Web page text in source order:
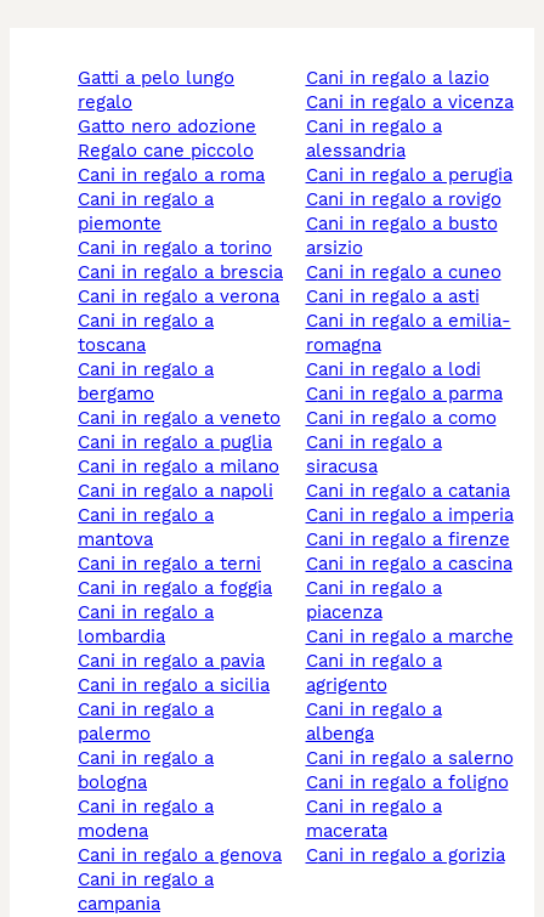
gatti a pelo lungo
regalo
gatto nero adozione
regalo cane piccolo
cani in regalo a roma
cani in regalo a
piemonte
cani in regalo a torino
cani in regalo a brescia
cani in regalo a verona
cani in regalo a
toscana
cani in regalo a
bergamo
cani in regalo a veneto
cani in regalo a puglia
cani in regalo a milano
cani in regalo a napoli
cani in regalo a
mantova
cani in regalo a terni
cani in regalo a foggia
cani in regalo a
lombardia
cani in regalo a pavia
cani in regalo a sicilia
cani in regalo a
palermo
cani in regalo a
bologna
cani in regalo a
modena
cani in regalo a genova
cani in regalo a
campania
cani in regalo a lazio
cani in regalo a vicenza
cani in regalo a
alessandria
cani in regalo a perugia
cani in regalo a rovigo
cani in regalo a busto
arsizio
cani in regalo a cuneo
cani in regalo a asti
cani in regalo a emilia-
romagna
cani in regalo a lodi
cani in regalo a parma
cani in regalo a como
cani in regalo a
siracusa
cani in regalo a catania
cani in regalo a imperia
cani in regalo a firenze
cani in regalo a cascina
cani in regalo a
piacenza
cani in regalo a marche
cani in regalo a
agrigento
cani in regalo a
albenga
cani in regalo a salerno
cani in regalo a foligno
cani in regalo a
macerata
cani in regalo a gorizia